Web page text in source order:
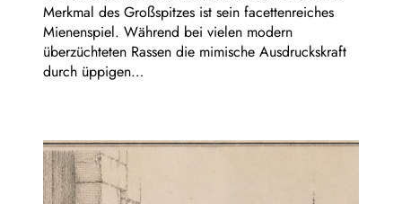
Merkmal des Großspitzes ist sein facettenreiches
Mienenspiel. Während bei vielen modern
überzüchteten Rassen die mimische Ausdruckskraft
durch üppigen…